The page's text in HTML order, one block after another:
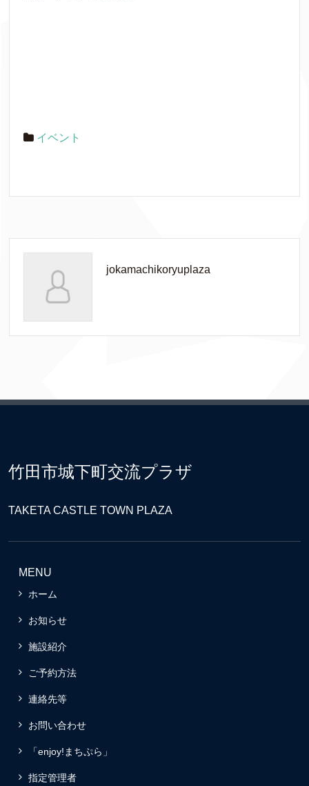
イベント
jokamachikoryuplaza
竹田市城下町交流プラザ
TAKETA CASTLE TOWN PLAZA
MENU
ホーム
お知らせ
施設紹介
ご予約方法
連絡先等
お問い合わせ
「enjoy!まちぷら」
指定管理者